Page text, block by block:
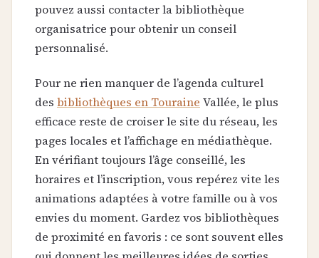
pouvez aussi contacter la bibliothèque
organisatrice pour obtenir un conseil
personnalisé.
Pour ne rien manquer de l’agenda culturel
des bibliothèques en Touraine Vallée, le plus
efficace reste de croiser le site du réseau, les
pages locales et l’affichage en médiathèque.
En vérifiant toujours l’âge conseillé, les
horaires et l’inscription, vous repérez vite les
animations adaptées à votre famille ou à vos
envies du moment. Gardez vos bibliothèques
de proximité en favoris : ce sont souvent elles